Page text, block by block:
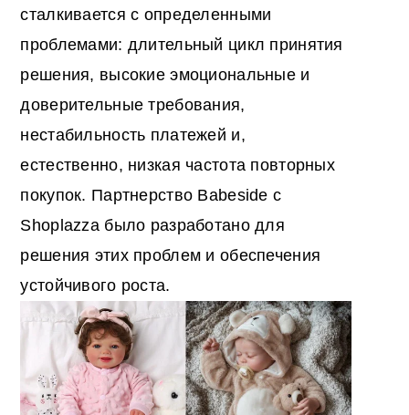
сталкивается с определенными
проблемами: длительный цикл принятия
решения, высокие эмоциональные и
доверительные требования,
нестабильность платежей и,
естественно, низкая частота повторных
покупок. Партнерство Babeside с
Shoplazza было разработано для
решения этих проблем и обеспечения
устойчивого роста.